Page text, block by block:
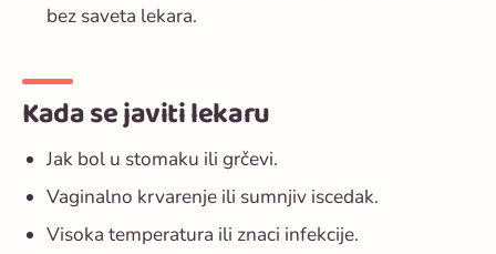
bez saveta lekara.
Kada se javiti lekaru
Jak bol u stomaku ili grčevi.
Vaginalno krvarenje ili sumnjiv iscedak.
Visoka temperatura ili znaci infekcije.